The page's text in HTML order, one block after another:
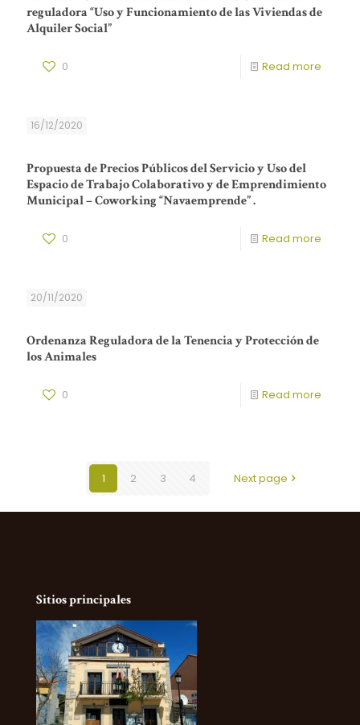
reguladora “Uso y Funcionamiento de las Viviendas de
Alquiler Social”
0 Read more
16/12/2020
Propuesta de Precios Públicos del Servicio y Uso del
Espacio de Trabajo Colaborativo y de Emprendimiento
Municipal – Coworking “Navaemprende” .
0 Read more
20/11/2020
Ordenanza Reguladora de la Tenencia y Protección de
los Animales
0 Read more
1 2 3 4 Next page
Sitios principales